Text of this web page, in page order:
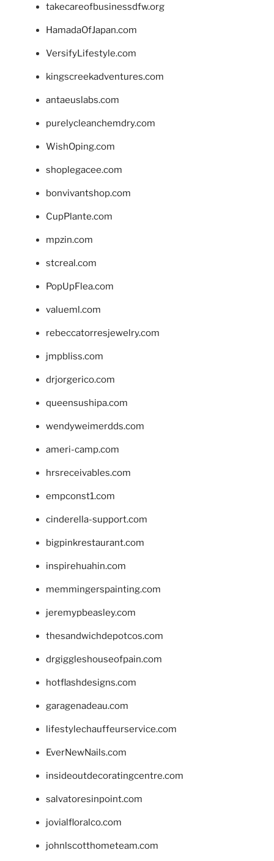
takecareofbusinessdfw.org
HamadaOfJapan.com
VersifyLifestyle.com
kingscreekadventures.com
antaeuslabs.com
purelycleanchemdry.com
WishOping.com
shoplegacee.com
bonvivantshop.com
CupPlante.com
mpzin.com
stcreal.com
PopUpFlea.com
valueml.com
rebeccatorresjewelry.com
jmpbliss.com
drjorgerico.com
queensushipa.com
wendyweimerdds.com
ameri-camp.com
hrsreceivables.com
empconst1.com
cinderella-support.com
bigpinkrestaurant.com
inspirehuahin.com
memmingerspainting.com
jeremypbeasley.com
thesandwichdepotcos.com
drgiggleshouseofpain.com
hotflashdesigns.com
garagenadeau.com
lifestylechauffeurservice.com
EverNewNails.com
insideoutdecoratingcentre.com
salvatoresinpoint.com
jovialfloralco.com
johnlscotthometeam.com